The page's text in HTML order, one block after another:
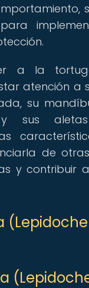
a la
atención a
su
sus aletas
de
y contribuir